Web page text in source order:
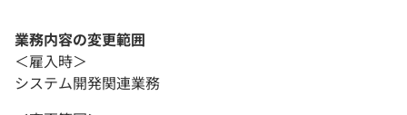
業務内容の変更範囲
＜雇入時＞
システム開発関連業務